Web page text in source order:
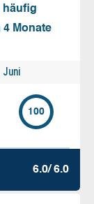
häufig
4 Monate
Juni
100
6.0/ 6.0